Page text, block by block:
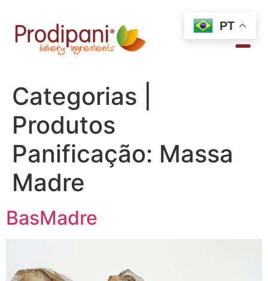
Categorias |
Produtos
Panificação: Massa
Madre
BasMadre
PT